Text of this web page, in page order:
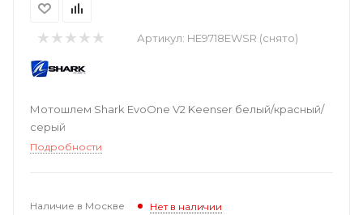
Артикул: HE9718EWSR (снято)
Мотошлем Shark EvoOne V2 Keenser белый/красный/
серый
Подробности
Наличие в Москве Нет в наличии